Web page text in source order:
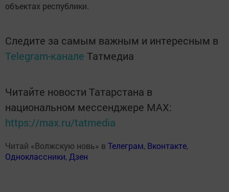
объектах республики.
Следите за самым важным и интересным в
Telegram-канале Татмедиа
Читайте новости Татарстана в
национальном мессенджере MАХ:
https://max.ru/tatmedia
Читай «Волжскую новь» в Телеграм, Вконтакте,
Одноклассники, Дзен